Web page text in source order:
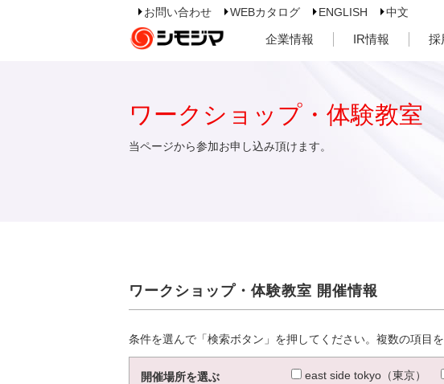
お問い合わせ WEBカタログ ENGLISH 中文
企業情報 IR情報 採
ワークショップ・体験教室
当ページから参加お申し込み頂けます。
ワークショップ・体験教室 開催情報
条件を選んで「検索ボタン」を押してください。複数の項目
開催場所を選ぶ east side tokyo（東京）